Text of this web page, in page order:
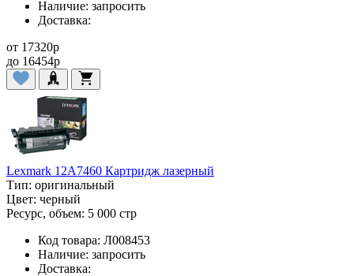
Наличие: запросить
Доставка:
от 17320p
до 16454p
Lexmark 12A7460 Картридж лазерный
Тип: оригинальный
Цвет: черный
Ресурс, объем: 5 000 стр
Код товара: Л008453
Наличие: запросить
Доставка: